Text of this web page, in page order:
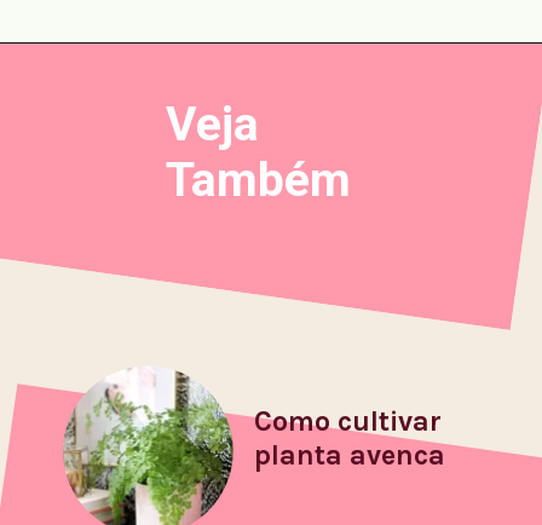
Veja
Também
Como cultivar
planta avenca